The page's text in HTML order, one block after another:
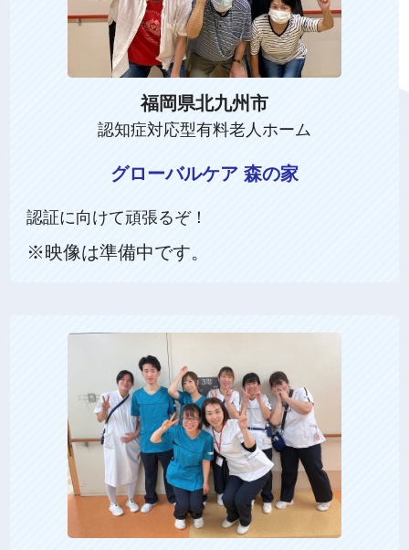
福岡県北九州市
認知症対応型有料老人ホーム
グローバルケア 森の家
認証に向けて頑張るぞ！
※映像は準備中です。